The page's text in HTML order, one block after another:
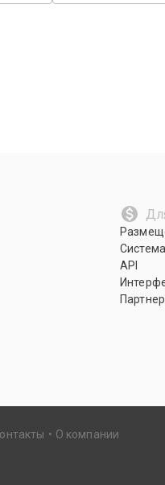
API
О компании